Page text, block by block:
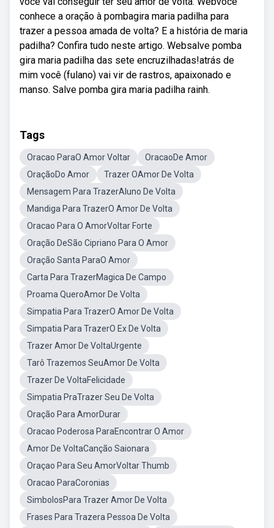
conhece a oração à pombagira maria padilha para
trazer a pessoa amada de volta? E a história de maria
padilha? Confira tudo neste artigo. Websalve pomba
gira maria padilha das sete encruzilhadas!atrás de
mim você (fulano) vai vir de rastros, apaixonado e
manso. Salve pomba gira maria padilha rainh.
Tags
Oracao ParaO Amor Voltar
OracaoDe Amor
OraçãoDo Amor
Trazer OAmor De Volta
Mensagem Para TrazerAluno De Volta
Mandiga Para TrazerO Amor De Volta
Oracao Para O AmorVoltar Forte
Oração DeSão Cipriano Para O Amor
Oração Santa ParaO Amor
Carta Para TrazerMagica De Campo
Proama QueroAmor De Volta
Simpatia Para TrazerO Amor De Volta
Simpatia Para TrazerO Ex De Volta
Trazer Amor De VoltaUrgente
Tarô Trazemos SeuAmor De Volta
Trazer De VoltaFelicidade
Simpatia PraTrazer Seu De Volta
Oração Para AmorDurar
Oracao Poderosa ParaEncontrar O Amor
Amor De VoltaCanção Saionara
Oraçao Para Seu AmorVoltar Thumb
Oracao ParaCoronias
SimbolosPara Trazer Amor De Volta
Frases Para Trazera Pessoa De Volta